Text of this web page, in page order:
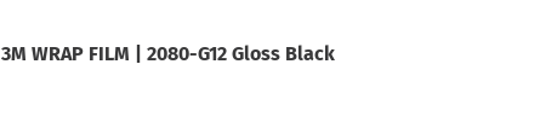
3M WRAP FILM | 2080-G12 Gloss Black